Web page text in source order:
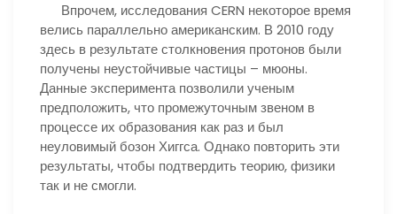
Впрочем, исследования CERN некоторое время
велись параллельно американским. В 2010 году
здесь в результате столкновения протонов были
получены неустойчивые частицы – мюоны.
Данные эксперимента позволили ученым
предположить, что промежуточным звеном в
процессе их образования как раз и был
неуловимый бозон Хиггса. Однако повторить эти
результаты, чтобы подтвердить теорию, физики
так и не смогли.